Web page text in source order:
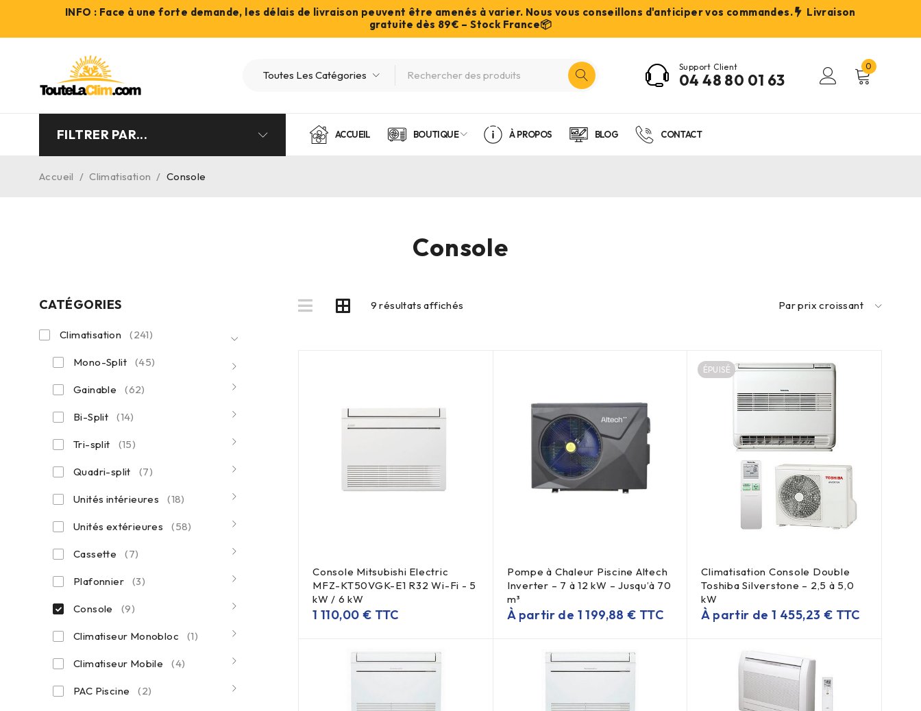
INFO : Face à une forte demande, les délais de livraison peuvent être amenés à varier. Nous vous conseillons d'anticiper vos commandes.
Livraison
gratuite dès 89€ – Stock France📦
Support Client
04 48 80 01 63
0
FILTRER PAR... ACCUEIL BOUTIQUE À PROPOS BLOG CONTACT
Console
Accueil / Climatisation / Console
CATÉGORIES
Climatisation (241)
Mono-Split (45)
Gainable (62)
Bi-Split (14)
Tri-split (15)
Quadri-split (7)
Unités intérieures (18)
Unités extérieures (58)
Cassette (7)
Plafonnier (3)
Console (9)
Climatiseur Monobloc (1)
Climatiseur Mobile (4)
PAC Piscine (2)
9 résultats affichés Par prix croissant
Console Mitsubishi Electric
MFZ-KT50VGK-E1 R32 Wi-Fi - 5
kW / 6 kW
1 110,00 € TTC
Pompe à Chaleur Piscine Altech
Inverter – 7 à 12 kW – Jusqu’à 70
m³
À partir de 1 199,88€ TTC
ÉPUISÉ
Climatisation Console Double
Toshiba Silverstone – 2,5 à 5,0
kW
À partir de1 455,23 € TTC